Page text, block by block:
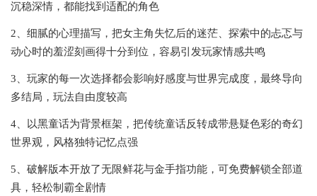
沉稳深情，都能找到适配的角色
2、细腻的心理描写，把女主角失忆后的迷茫、探索中的忐忑与
动心时的羞涩刻画得十分到位，容易引发玩家情感共鸣
3、玩家的每一次选择都会影响好感度与世界完成度，最终导向
多结局，玩法自由度较高
4、以黑童话为背景框架，把传统童话反转成带悬疑色彩的奇幻
世界观，风格独特记忆点强
5、破解版本开放了无限鲜花与金手指功能，可免费解锁全部道
具，轻松制霸全剧情